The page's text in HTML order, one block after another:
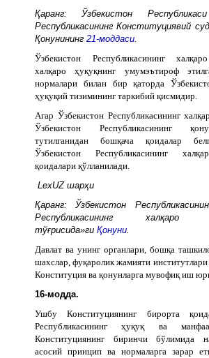
Қаранг: Ўзбекистон
Республикасининг Конституциявий
Қонунининг 21-моддаси.
Ўзбекистон Республикасининг
халқаро ҳуқуқнинг умумэътироф
нормалари билан бир қаторда
ҳуқуқий тизимининг таркибий қисмидир.
Агар Ўзбекистон Республикасининг
Ўзбекистон Республикасининг
тутилганидан бошқача қоидалар
Ўзбекистон Республикасининг
қоидалари қўлланилади.
LexUZ шарҳи
Қаранг: Ўзбекистон
Республикасининг халқаро
тўғрисида»ги Қонуни.
Давлат ва унинг органлари, бошқа
шахслар, фуқаролик жамияти
Конституция ва қонунларга мувофиқ иш
16-модда.
Ушбу Конституциянинг бирорта
Республикасининг ҳуқуқ ва
Конституциянинг биринчи бўлимида
асосий принцип ва нормаларга зарар